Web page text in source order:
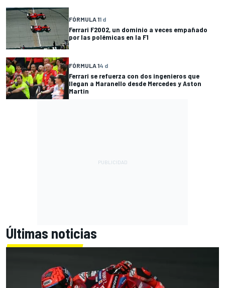
FÓRMULA 11 d
Ferrari F2002, un dominio a veces empañado
por las polémicas en la F1
FÓRMULA 14 d
Ferrari se refuerza con dos ingenieros que
llegan a Maranello desde Mercedes y Aston
Martin
Últimas noticias